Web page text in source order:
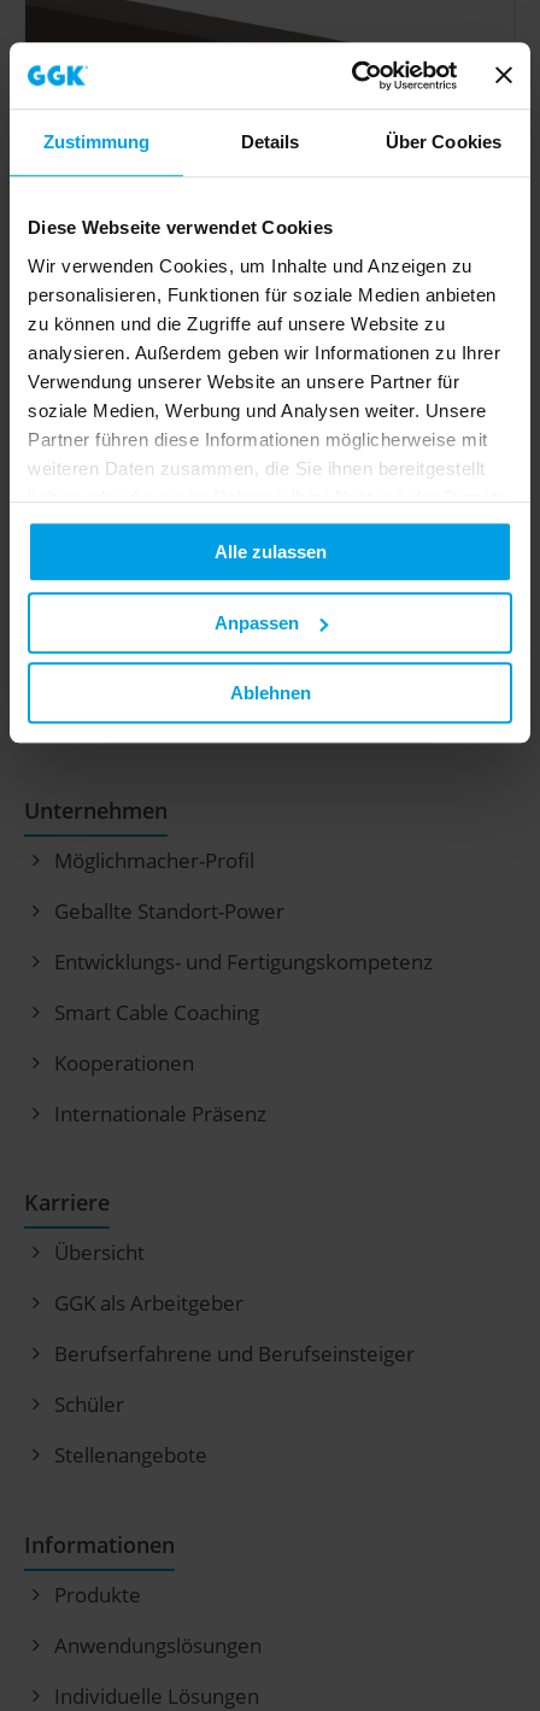
Zustimmung Details Über Cookies
Diese Webseite verwendet Cookies
Wir verwenden Cookies, um Inhalte und Anzeigen zu
personalisieren, Funktionen für soziale Medien anbieten
zu können und die Zugriffe auf unsere Website zu
analysieren. Außerdem geben wir Informationen zu Ihrer
Verwendung unserer Website an unsere Partner für
soziale Medien, Werbung und Analysen weiter. Unsere
Partner führen diese Informationen möglicherweise mit
weiteren Daten zusammen, die Sie ihnen bereitgestellt
haben oder die sie im Rahmen Ihrer Nutzung der Dienste
gesammelt haben.
Alle zulassen
Anpassen
Ablehnen
Leitungsführungskanal LFG 60x60mm-8014, PVC, mit
Bodenlochung, braun
Zum Produkt
GGK GmbH & Co. KG| Gerhard-Grün-Straße 1 |
35753 Greifenstein-Beilstein
Tel: +49 (0) 27 79 91 5-0 |info@ggk-online.de
Unternehmen
Möglichmacher-Profil
Geballte Standort-Power
Entwicklungs- und Fertigungskompetenz
Smart Cable Coaching
Kooperationen
Internationale Präsenz
Karriere
Übersicht
GGK als Arbeitgeber
Berufserfahrene und Berufseinsteiger
Schüler
Stellenangebote
Informationen
Produkte
Anwendungslösungen
Individuelle Lösungen